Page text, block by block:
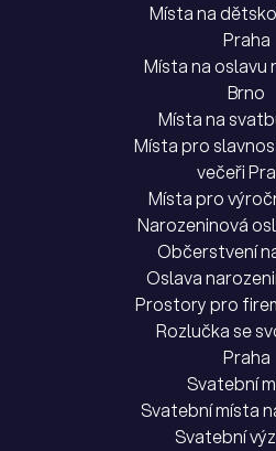
Místa na
Praha
Místa na oslavu
Brno
Místa na
Místa pro
večeři
Místa pro
Narozeninová
Občerstvení
Oslava
Prostory pro
Rozlučka se
Praha
Svatební
Svatební místa
Svatební